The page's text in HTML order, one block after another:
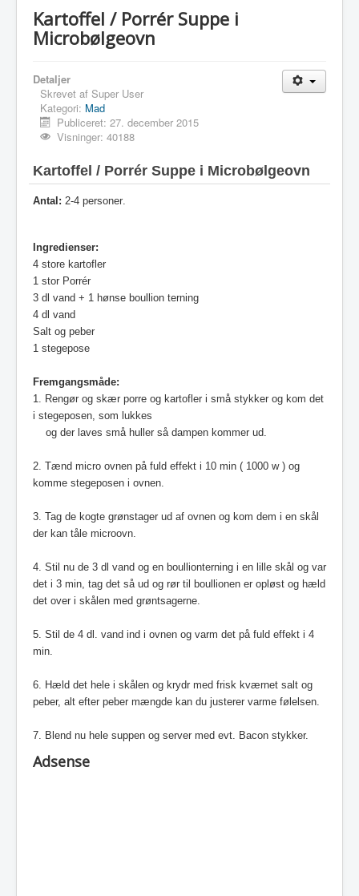
Kartoffel / Porrér Suppe i
Microbølgeovn
Detaljer
Skrevet af Super User
Kategori: Mad
Publiceret: 27. december 2015
Visninger: 40188
Kartoffel / Porrér Suppe i Microbølgeovn
Antal: 2-4 personer
Ingredienser:
4 store kartofler
1 stor Porrér
3 dl vand + 1 hønse boullion terning
4 dl vand
Salt og peber
1 stegepose
Fremgangsmåde:
1. Rengør og skær porre og kartofler i små stykker og kom det
i stegeposen, som lukkes
og der laves små huller så dampen kommer ud.
2. Tænd micro ovnen på fuld effekt i 10 min ( 1000 w ) og
komme stegeposen i ovnen.
3. Tag de kogte grønstager ud af ovnen og kom dem i en skål
der kan tåle microovn.
4. Stil nu de 3 dl vand og en boullionterning i en lille skål og var
det i 3 min, tag det så ud og rør til boullionen er opløst og hæld
det over i skålen med grøntsagerne.
5. Stil de 4 dl. vand ind i ovnen og varm det på fuld effekt i 4
min.
6. Hæld det hele i skålen og krydr med frisk kværnet salt og
peber, alt efter peber mængde kan du justerer varme følelsen.
7. Blend nu hele suppen og server med evt. Bacon stykker.
Adsense